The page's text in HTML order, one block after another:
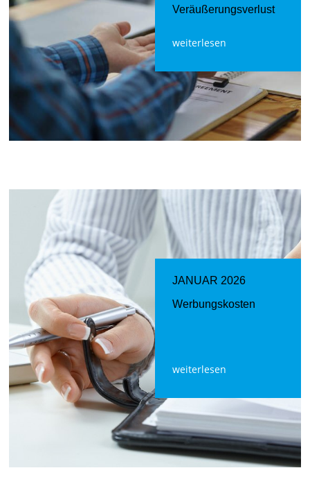
Veräußerungsverlust
weiterlesen
JANUAR 2026
Werbungskosten
weiterlesen